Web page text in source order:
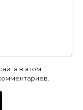
в этом